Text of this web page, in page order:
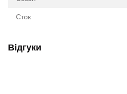
Сток
Відгуки